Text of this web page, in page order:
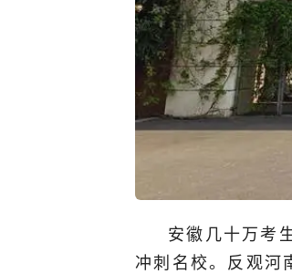
安徽几十万考
冲刺名校。反观河